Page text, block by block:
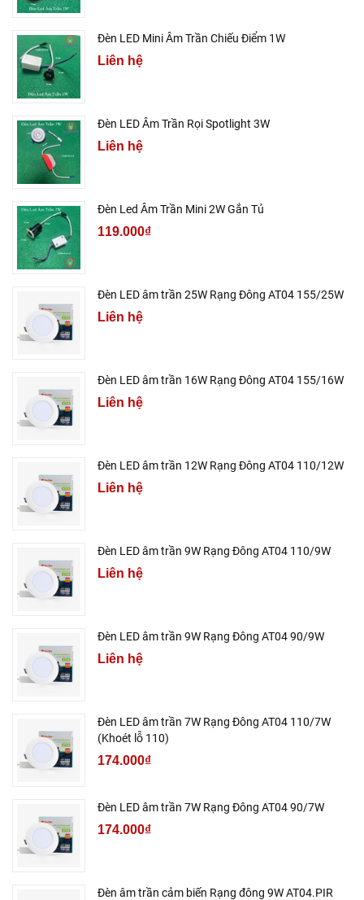
Đèn LED Mini Âm Trần Chiếu Điểm 1W
Liên hệ
Đèn LED Âm Trần Rọi Spotlight 3W
Liên hệ
Đèn Led Âm Trần Mini 2W Gắn Tủ
119.000₫
Đèn LED âm trần 25W Rạng Đông AT04 155/25W
Liên hệ
Đèn LED âm trần 16W Rạng Đông AT04 155/16W
Liên hệ
Đèn LED âm trần 12W Rạng Đông AT04 110/12W
Liên hệ
Đèn LED âm trần 9W Rạng Đông AT04 110/9W
Liên hệ
Đèn LED âm trần 9W Rạng Đông AT04 90/9W
Liên hệ
Đèn LED âm trần 7W Rạng Đông AT04 110/7W
(Khoét lỗ 110)
174.000₫
Đèn LED âm trần 7W Rạng Đông AT04 90/7W
174.000₫
Đèn âm trần cảm biến Rạng đông 9W AT04.PIR